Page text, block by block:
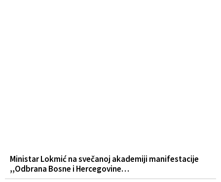
Ministar Lokmić na svečanoj akademiji manifestacije
,,Odbrana Bosne i Hercegovine…